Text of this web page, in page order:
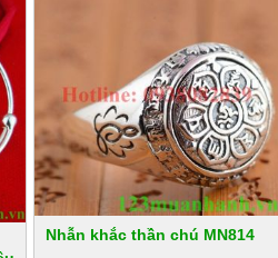
Nhẫn khắc thần chú MN814